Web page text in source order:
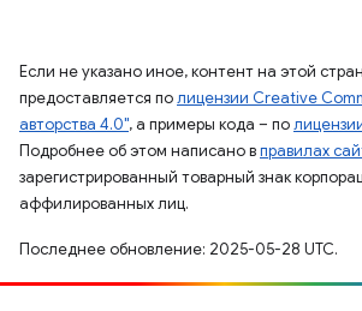
Если не указано иное, контент на этой
предоставляется полицензии Creative
авторства 4.0", а примеры кода – по
Подробнее об этом написано вправилах
зарегистрированный товарный знак
аффилированных лиц.
Последнее обновление: 2025-05-28 UTC.